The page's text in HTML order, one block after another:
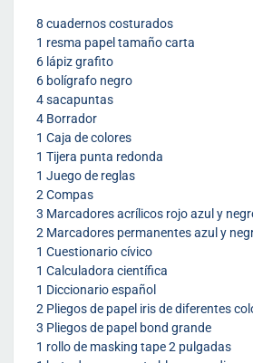
8 cuadernos costurados
1 resma papel tamaño carta
6 lápiz grafito
6 bolígrafo negro
4 sacapuntas
4 Borrador
1 Caja de colores
1 Tijera punta redonda
1 Juego de reglas
2 Compas
3 Marcadores acrílicos rojo azul y
2 Marcadores permanentes azul y
1 Cuestionario cívico
1 Calculadora científica
1 Diccionario español
2 Pliegos de papel iris de diferentes
3 Pliegos de papel bond grande
1 rollo de masking tape 2 pulgadas